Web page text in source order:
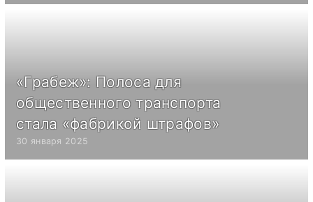
«Грабеж»: Полоса для
общественного транспорта
стала «фабрикой штрафов»
30 января 2025